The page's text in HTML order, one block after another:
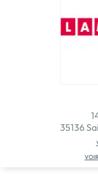
35136